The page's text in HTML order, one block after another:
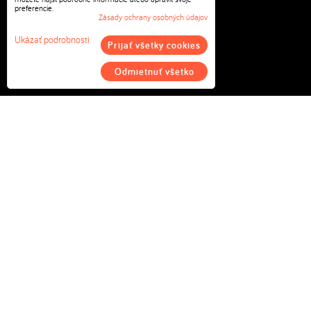
Webdesign e-shopu
% zľavy a bonusy
E-shop na prenájom
preferencie.
Zásady ochrany osobných údajov
Ukázať podrobnosti Prijať všetky cookies
Odmietnuť všetko